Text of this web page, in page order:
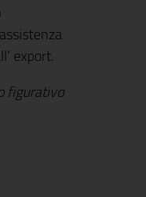
export.
figurativo